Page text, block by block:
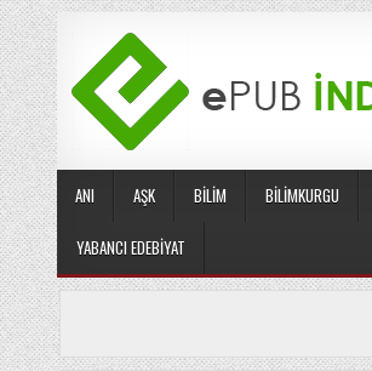
Skip
to
content
ANI AŞK BILIM BILIMKURGU
YABANCI EDEBIYAT